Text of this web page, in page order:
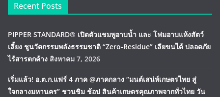
Recent Posts
PIPPER STANDARD® เปิดตัวแชมพูอาบน้ำ และ โฟมอาบแห้งสัตว์
เลี้ยง ชูนวัตกรรมพลังธรรมชาติ “Zero-Residue” เลียขนได้ ปลอดภัย
ไร้สารตกค้าง สิงหาคม 7, 2026
เริ่มแล้ว! อ.ต.ก.แฟร์ 4 ภาค @ภาคกลาง “มนต์เสน่ห์เกษตรไทย สู่
ใจกลางมหานคร” ชวนชิม ช้อป สินค้าเกษตรคุณภาพจากทั่วไทย วัน